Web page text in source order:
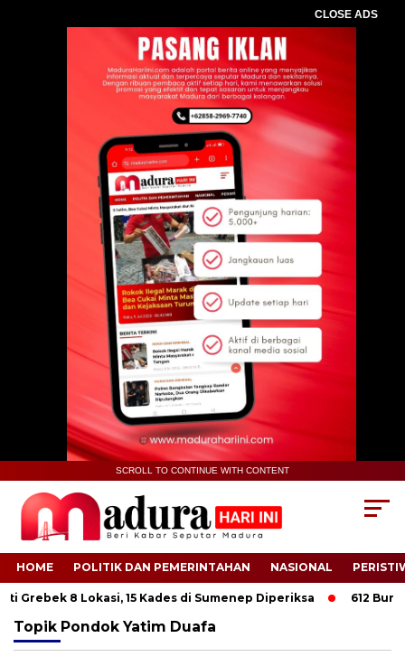
CLOSE ADS
SCROLL TO CONTINUE WITH CONTENT
HOME POLITIK DAN PEMERINTAHAN NASIONAL
8 Lokasi, 15 Kades di Sumenep Diperiksa 612 Buruh
Topik Pondok Yatim Duafa